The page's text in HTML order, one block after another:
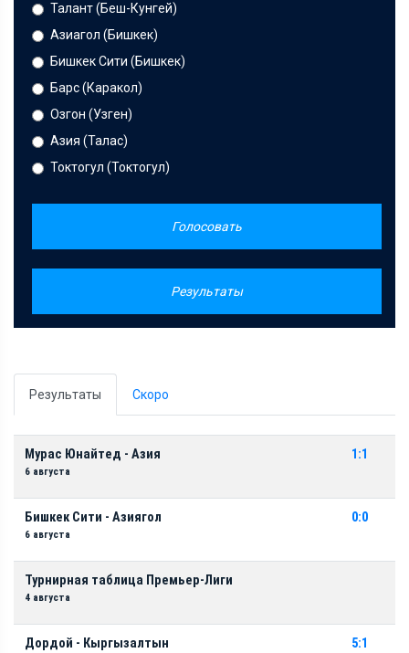
Талант (Беш-Кунгей)
Азиагол (Бишкек)
Бишкек Сити (Бишкек)
Барс (Каракол)
Озгон (Узген)
Азия (Талас)
Токтогул (Токтогул)
Голосовать
Результаты
Результаты Скоро
Мурас Юнайтед - Азия
6 августа
1:1
Бишкек Сити - Азиягол
6 августа
0:0
Турнирная таблица Премьер-Лиги
4 августа
Дордой - Кыргызалтын 5:1